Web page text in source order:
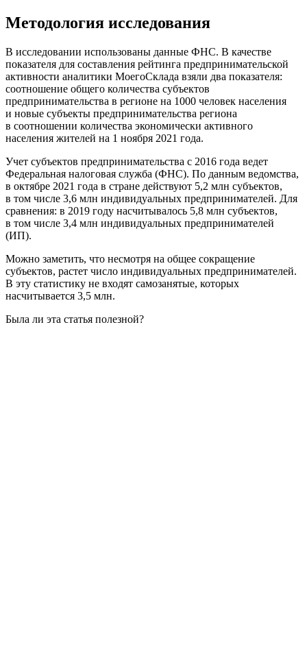
Методология исследования
В исследовании использованы данные ФНС. В качестве
показателя для составления рейтинга предпринимательской
активности аналитики МоегоСклада взяли два показателя:
соотношение общего количества субъектов
предпринимательства в регионе на 1000 человек населения
и новые субъекты предпринимательства региона
в соотношении количества экономически активного
населения жителей на 1 ноября 2021 года.
Учет субъектов предпринимательства с 2016 года ведет
Федеральная налоговая служба (ФНС). По данным ведомства,
в октябре 2021 года в стране действуют 5,2 млн субъектов,
в том числе 3,6 млн индивидуальных предпринимателей. Для
сравнения: в 2019 году насчитывалось 5,8 млн субъектов,
в том числе 3,4 млн индивидуальных предпринимателей
(ИП).
Можно заметить, что несмотря на общее сокращение
субъектов, растет число индивидуальных предпринимателей.
В эту статистику не входят самозанятые, которых
насчитывается 3,5 млн.
Была ли эта статья полезной?